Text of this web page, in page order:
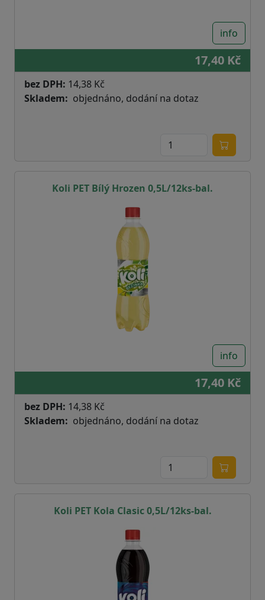
info
17,40 Kč
bez DPH: 14,38 Kč
Skladem
objednáno, dodání na dotaz
Koli PET Bílý Hrozen 0,5L/12ks-bal.
info
17,40 Kč
bez DPH: 14,38 Kč
Skladem
objednáno, dodání na dotaz
Koli PET Kola Clasic 0,5L/12ks-bal.